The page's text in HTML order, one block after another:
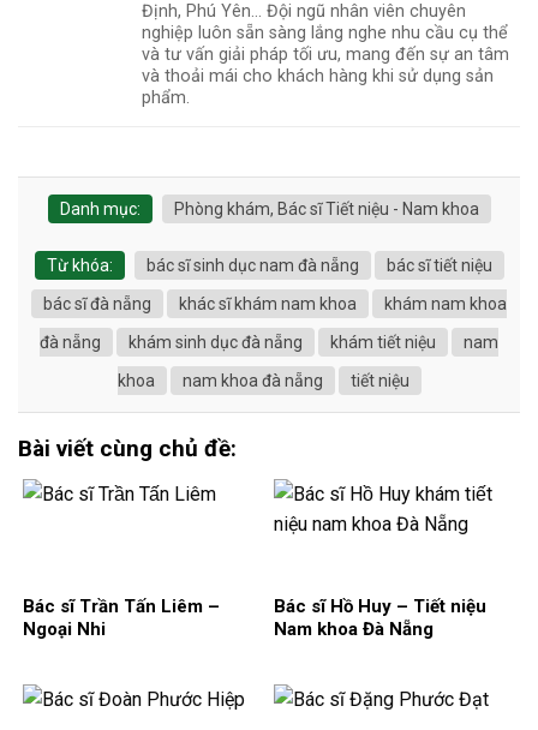
Định, Phú Yên... Đội ngũ nhân viên chuyên
nghiệp luôn sẵn sàng lắng nghe nhu cầu cụ thể
và tư vấn giải pháp tối ưu, mang đến sự an tâm
và thoải mái cho khách hàng khi sử dụng sản
phẩm.
Danh mục: Phòng khám, Bác sĩ Tiết niệu - Nam khoa
Từ khóa: bác sĩ sinh dục nam đà nẵng
bác sĩ tiết niệu
bác sĩ đà nẵng
khác sĩ khám nam khoa
khám nam khoa
đà nẵng
khám sinh dục đà nẵng khám tiết niệu
nam
khoa
nam khoa đà nẵng tiết niệu
Bài viết cùng chủ đề:
Bác sĩ Trần Tấn Liêm –
Ngoại Nhi
Bác sĩ Hồ Huy – Tiết niệu
Nam khoa Đà Nẵng